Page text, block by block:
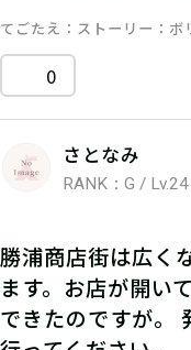
てごたえ ストーリー ボ
0
さとなみ
RANK：G / Lv.24
勝浦商店街は広く
ます。お店が開い
できたのですが。